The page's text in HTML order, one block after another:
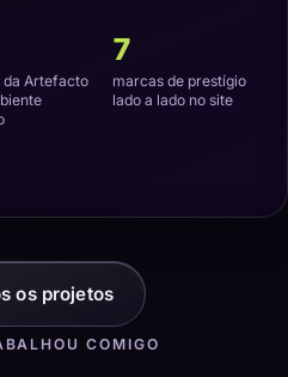
da Artefacto
7
marcas de prestígio
lado a lado no site
os projetos
COMIGO